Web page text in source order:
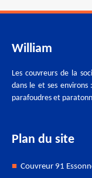
William
Les couvreurs de la
dans le et ses
parafoudres et
Plan du site
Couvreur 91